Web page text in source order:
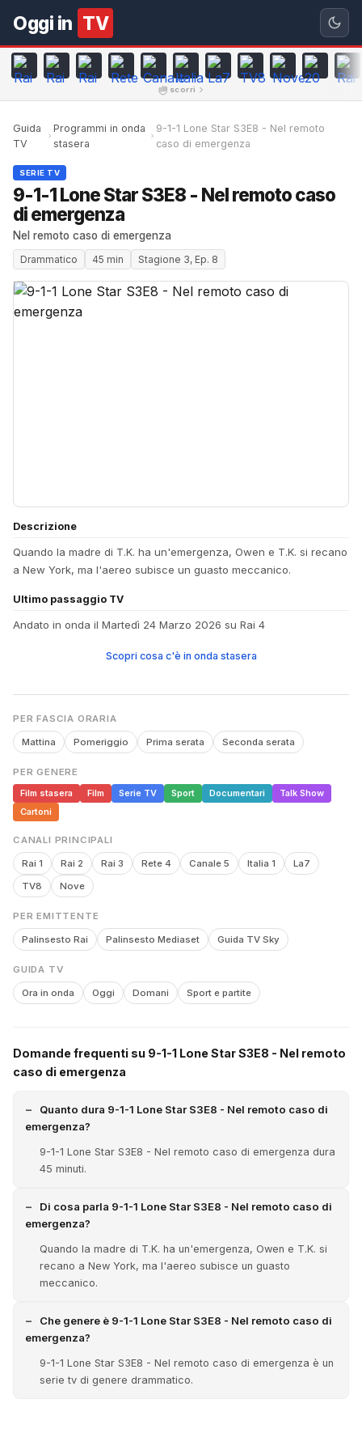
Oggi in TV
scorri
Guida
TV
Programmi in onda
stasera
9-1-1 Lone Star S3E8 - Nel remoto
caso di emergenza
SERIE TV
9-1-1 Lone Star S3E8 - Nel remoto caso
di emergenza
Nel remoto caso di emergenza
Drammatico 45 min Stagione 3, Ep. 8
Descrizione
Quando la madre di T.K. ha un'emergenza, Owen e T.K. si recano
a New York, ma l'aereo subisce un guasto meccanico.
Ultimo passaggio TV
Andato in onda il Martedì 24 Marzo 2026 su Rai 4
Scopri cosa c'è in onda stasera
PER FASCIA ORARIA
Mattina Pomeriggio Prima serata Seconda serata
PER GENERE
Film stasera
Film Serie TV Sport Documentari
Talk Show
Cartoni
CANALI PRINCIPALI
Rai 1 Rai 2 Rai 3 Rete 4 Canale 5 Italia 1
La7
TV8
Nove
PER EMITTENTE
Palinsesto Rai Palinsesto Mediaset Guida TV Sky
GUIDA TV
Ora in onda Oggi Domani Sport e partite
Domande frequenti su 9-1-1 Lone Star S3E8 - Nel remoto
caso di emergenza
Quanto dura 9-1-1 Lone Star S3E8 - Nel remoto caso di
emergenza?
9-1-1 Lone Star S3E8 - Nel remoto caso di emergenza dura
45 minuti.
Di cosa parla 9-1-1 Lone Star S3E8 - Nel remoto caso di
emergenza?
Quando la madre di T.K. ha un'emergenza, Owen e T.K. si
recano a New York, ma l'aereo subisce un guasto
meccanico.
Che genere è 9-1-1 Lone Star S3E8 - Nel remoto caso di
emergenza?
9-1-1 Lone Star S3E8 - Nel remoto caso di emergenza è un
serie tv di genere drammatico.